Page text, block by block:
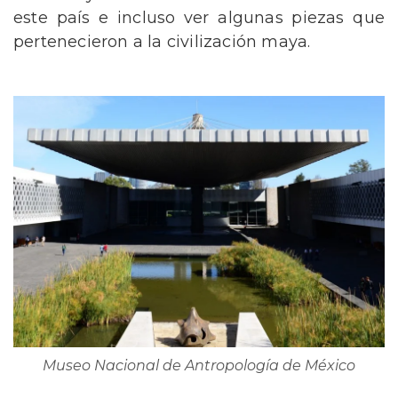
este país e incluso ver algunas piezas que
pertenecieron a la civilización maya.
Museo Nacional de Antropología de México